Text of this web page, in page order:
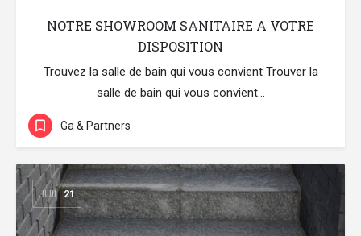
NOTRE SHOWROOM SANITAIRE A VOTRE
DISPOSITION
Trouvez la salle de bain qui vous convient Trouver la
salle de bain qui vous convient…
Ga & Partners
JUIL 21